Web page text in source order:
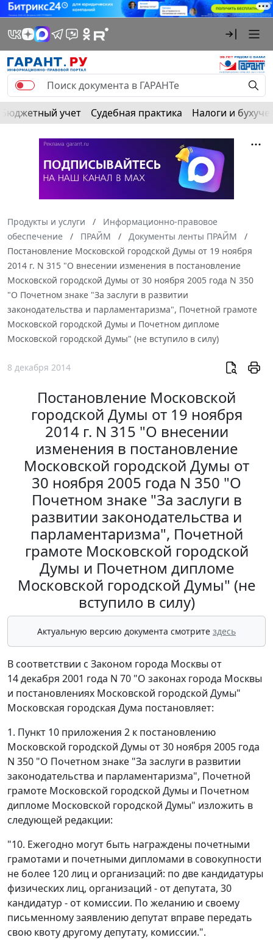
Бюджетный учет Судебная практика Налоги и
Продукты и услуги
Информационно-правовое
обеспечение
ПРАЙМ
Документы ленты ПРАЙМ
Постановление Московской городской Думы от 19 ноября
2014 г. N 315 "О внесении изменения в постановление
Московской городской Думы от 30 ноября 2005 года N 350
"О Почетном знаке "За заслуги в развитии
законодательства и парламентаризма", Почетной грамоте
Московской городской Думы и Почетном дипломе
Московской городской Думы" (не вступило в силу)
8 декабря 2014
Постановление Московской
городской Думы от 19 ноября
2014 г. N 315 "О внесении
изменения в постановление
Московской городской Думы от
30 ноября 2005 года N 350 "О
Почетном знаке "За заслуги в
развитии законодательства и
парламентаризма", Почетной
грамоте Московской городской
Думы и Почетном дипломе
Московской городской Думы" (не
вступило в силу)
Актуальную версию документа смотрите здесь
В соответствии с Законом города Москвы от
14 декабря 2001 года N 70 "О законах города Москвы
и постановлениях Московской городской Думы"
Московская городская Дума постановляет:
1. Пункт 10 приложения 2 к постановлению
Московской городской Думы от 30 ноября 2005 года
N 350 "О Почетном знаке "За заслуги в развитии
законодательства и парламентаризма", Почетной
грамоте Московской городской Думы и Почетном
дипломе Московской городской Думы" изложить в
следующей редакции:
"10. Ежегодно могут быть награждены почетными
грамотами и почетными дипломами в совокупности
не более 120 лиц и организаций: по две кандидатуры
физических лиц, организаций - от депутата, 30
кандидатур - от комиссии. По желанию и своему
письменному заявлению депутат вправе передать
свою квоту другому депутату, комиссии.".